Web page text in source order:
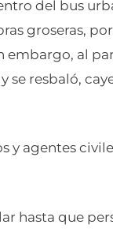
del bus
groseras,
embargo, al
se resbaló,
y agentes
hasta que